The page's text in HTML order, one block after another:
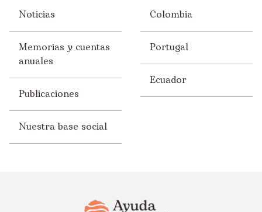
Noticias
Memorias y cuentas
anuales
Publicaciones
Nuestra base social
Colombia
Portugal
Ecuador